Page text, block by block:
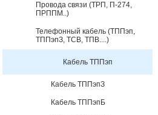
Провода связи (ТРП, П-274,
ПРППМ..)
Телефонный кабель (ТППэп,
ТППэпЗ, ТСВ, ТПВ....)
Кабель ТППэп
Кабель ТППэпЗ
Кабель ТППэпБ